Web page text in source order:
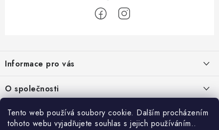
Tento web používá soubory cookie. Dalším procházením
tohoto webu vyjadřujete souhlas s jejich používáním..
p
a
t
Informace pro vás
Podmínky ochrany osobních údajů
Reklamace
O společnosti
O nás
Kontakt
AirsoftMorava.cz